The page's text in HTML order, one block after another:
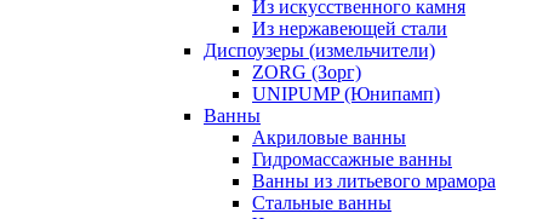
Из искусственного камня
Из нержавеющей стали
Диспоузеры (измельчители)
ZORG (Зорг)
UNIPUMP (Юнипамп)
Ванны
Акриловые ванны
Гидромассажные ванны
Ванны из литьевого мрамора
Стальные ванны